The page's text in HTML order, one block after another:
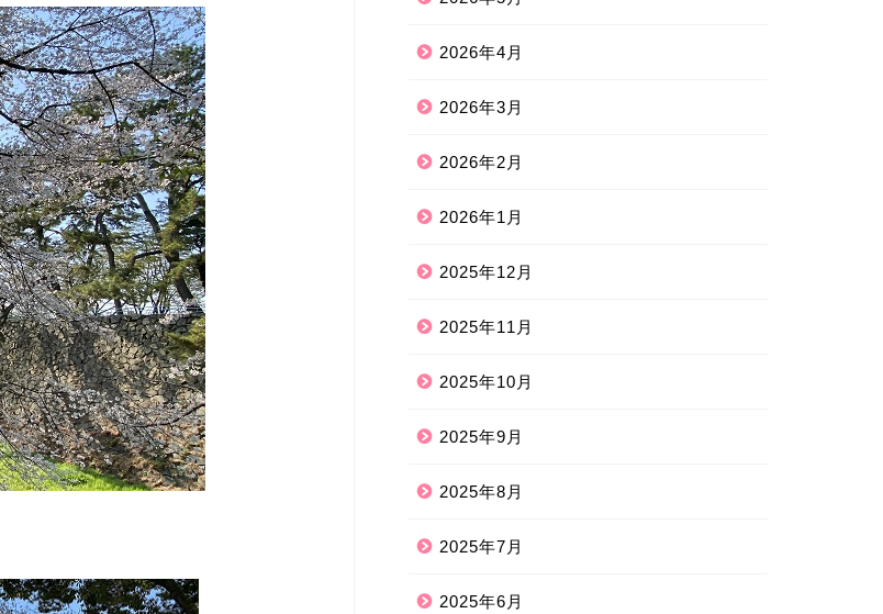
2026年4月
2026年3月
2026年2月
2026年1月
2025年12月
2025年11月
2025年10月
2025年9月
2025年8月
2025年7月
2025年6月